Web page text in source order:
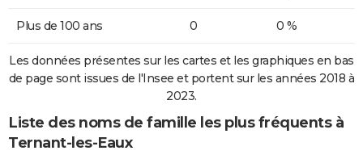
Plus de 100 ans 0 0 %
Les données présentes sur les cartes et les graphiques en bas
de page sont issues de l'Insee et portent sur les années 2018 à
2023.
Liste des noms de famille les plus fréquents à
Ternant-les-Eaux